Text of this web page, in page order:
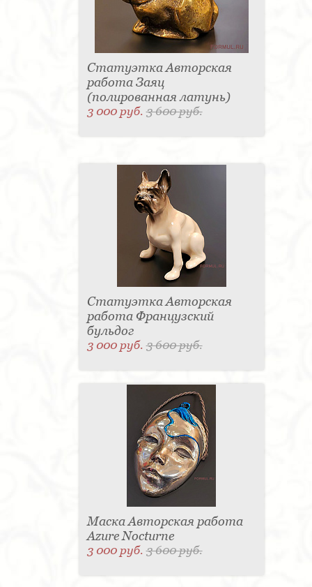
Статуэтка Авторская
работа Заяц
(полированная латунь)
3 000 руб.3 600 руб.
Статуэтка Авторская
работа Французский
бульдог
3 000 руб.3 600 руб.
Маска Авторская работа
Azure Nocturne
3 000 руб.3 600 руб.